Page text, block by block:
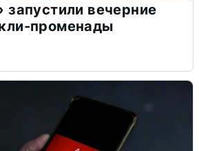
запустили вечерние
променады